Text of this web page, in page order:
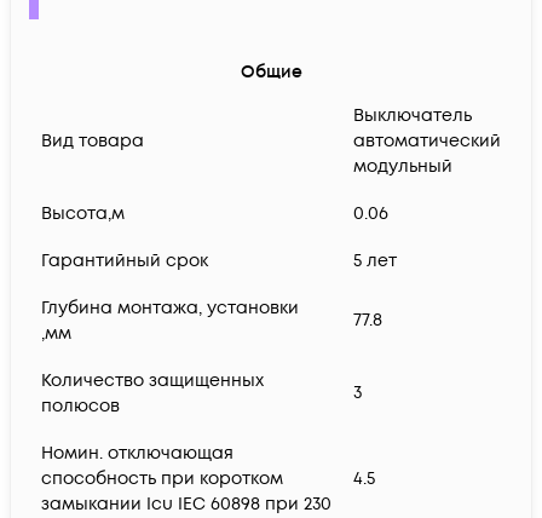
Общие
Вид товара
Выключатель
автоматический
модульный
Высота,м 0.06
Гарантийный срок 5 лет
Глубина монтажа, установки
,мм
77.8
Количество защищенных
полюсов
3
Номин. отключающая
способность при коротком
замыкании Icu IEC 60898 при 230
4.5